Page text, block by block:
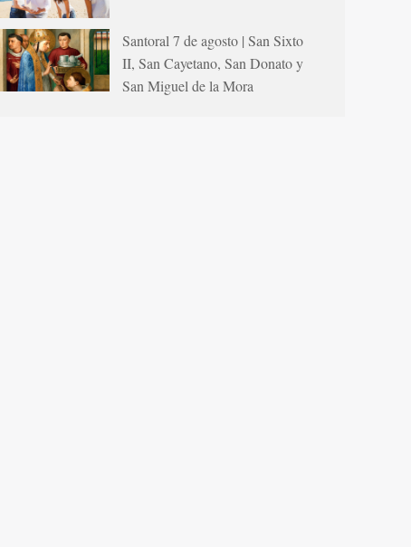
Santoral 7 de agosto | San Sixto
II, San Cayetano, San Donato y
San Miguel de la Mora